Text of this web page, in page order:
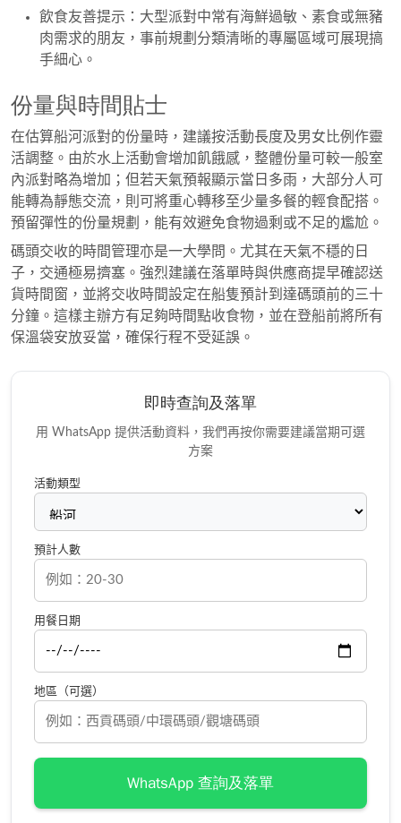
飲食友善提示：大型派對中常有海鮮過敏、素食或無豬
肉需求的朋友，事前規劃分類清晰的專屬區域可展現搞
手細心。
份量與時間貼士
在估算船河派對的份量時，建議按活動長度及男女比例作靈
活調整。由於水上活動會增加飢餓感，整體份量可較一般室
內派對略為增加；但若天氣預報顯示當日多雨，大部分人可
能轉為靜態交流，則可將重心轉移至少量多餐的輕食配搭。
預留彈性的份量規劃，能有效避免食物過剩或不足的尷尬。
碼頭交收的時間管理亦是一大學問。尤其在天氣不穩的日
子，交通極易擠塞。強烈建議在落單時與供應商提早確認送
貨時間窗，並將交收時間設定在船隻預計到達碼頭前的三十
分鐘。這樣主辦方有足夠時間點收食物，並在登船前將所有
保溫袋安放妥當，確保行程不受延誤。
即時查詢及落單
用 WhatsApp 提供活動資料，我們再按你需要建議當期可選
方案
活動類型
預計人數
用餐日期
地區（可選）
WhatsApp 查詢及落單